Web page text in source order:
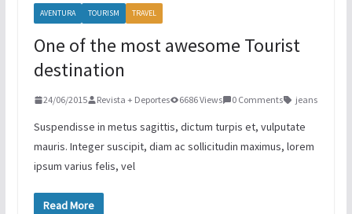
AVENTURA TOURISM TRAVEL
One of the most awesome Tourist
destination
24/06/2015 Revista + Deportes 6686 Views 0 Comments jeans
Suspendisse in metus sagittis, dictum turpis et, vulputate
mauris. Integer suscipit, diam ac sollicitudin maximus, lorem
ipsum varius felis, vel
Read More